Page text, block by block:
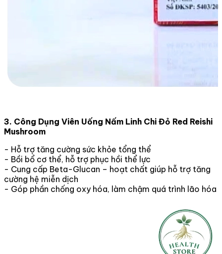
3. Công Dụng Viên Uống Nấm Linh Chi Đỏ Red Reishi
Mushroom
- Hỗ trợ tăng cường sức khỏe tổng thể
- Bồi bổ cơ thể, hỗ trợ phục hồi thể lực
- Cung cấp Beta-Glucan – hoạt chất giúp hỗ trợ tăng
cường hệ miễn dịch
- Góp phần chống oxy hóa, làm chậm quá trình lão hóa